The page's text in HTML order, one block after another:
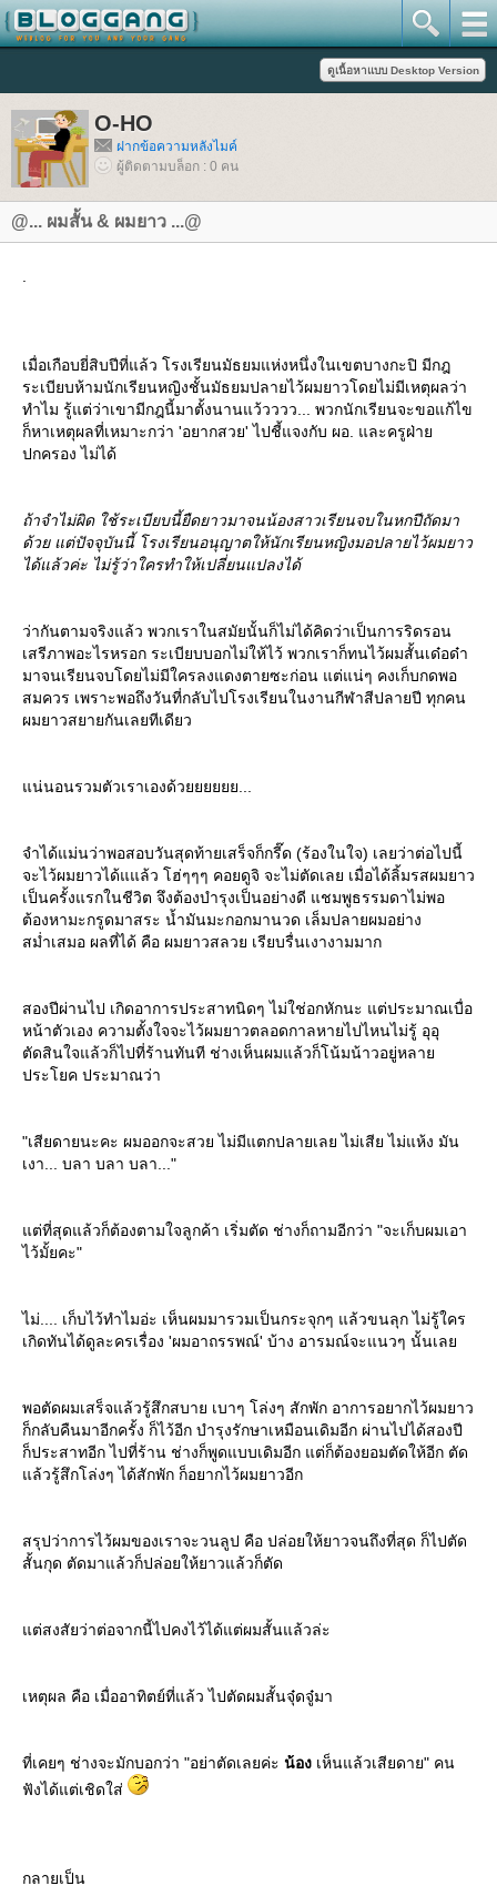
O-HO
ฝากข้อความหลังไมค์
ผู้ติดตามบล็อก : 0 คน
@... ผมสั้น & ผมยาว ...@
เมื่อเกือบยี่สิบปีที่แล้ว โรงเรียนมัธยมแห่งหนึ่งในเขตบางกะปิ มีกฎ
ระเบียบห้ามนักเรียนหญิงชั้นมัธยมปลายไว้ผมยาวโดยไม่มีเหตุผลว่า
ทำไม รู้แต่ว่าเขามีกฎนี้มาตั้งนานแว้วววว... พวกนักเรียนจะขอแก้ไข
ก็หาเหตุผลที่เหมาะกว่า 'อยากสวย' ไปชี้แจงกับ ผอ. และครูฝ่า
ปกครอง ไม่ได้
ถ้าจำไม่ผิด ใช้ระเบียบนี้ยืดยาวมาจนน้องสาวเรียนจบในหกปีถัดมา
ด้วย แต่ปัจจุบันนี้ โรงเรียนอนุญาตให้นักเรียนหญิงมอปลายไว้ผมยาว
ได้แล้วค่ะ ไม่รู้ว่าใครทำให้เปลี่ยนแปลงได้
ว่ากันตามจริงแล้ว พวกเราในสมัยนั้นก็ไม่ได้คิดว่าเป็นการริดรอน
เสรีภาพอะไรหรอก ระเบียบบอกไม่ให้ไว้ พวกเราก็ทนไว้ผมสั้นเด๋อด๋า
มาจนเรียนจบโดยไม่มีใครลงแดงตายซะก่อน แต่แน่ๆ คงเก็บกดพอ
สมควร เพราะพอถึงวันที่กลับไปโรงเรียนในงานกีฬาสีปลายปี ทุกคน
ผมยาวสยายกันเลยทีเดียว
น่นอนรวมตัวเราเองด้วยยยยยย...
จำได้แม่นว่าพอสอบวันสุดท้ายเสร็จก็กรี๊ด (ร้องในใจ) เลยว่าต่อไปนี้
จะไว้ผมยาวได้แแล้ว โฮ่ๆๆๆ คอยดูจิ จะไม่ตัดเลย เมื่อได้ลิ้มรสผมยาว
เป็นครั้งแรกในชีวิต จึงต้องบำรุงเป็นอย่างดี แชมพูธรรมดาไม่พอ
ต้องหามะกรูดมาสระ น้ำมันมะกอกมานวด เล็มปลายผมอย่าง
สม่ำเสมอ ผลที่ได้ คือ ผมยาวสลวย เรียบรื่นเงางามมาก
สองปีผ่านไป เกิดอาการประสาทนิดๆ ไม่ใช่อกหักนะ แต่ประมาณเบื่อ
หน้าตัวเอง ความตั้งใจจะไว้ผมยาวตลอดกาลหายไปไหนไม่รู้ อุอุ
ตัดสินใจแล้วก็ไปที่ร้านทันที ช่างเห็นผมแล้วก็โน้มน้าวอยู่หลา
ประโยค ประมาณว่า
"เสียดายนะคะ ผมออกจะสวย ไม่มีแตกปลายเลย ไม่เสีย ไม่แห้ง มัน
เงา... บลา บลา บลา..."
ต่ที่สุดแล้วก็ต้องตามใจลูกค้า เริ่มตัด ช่างก็ถามอีกว่า "จะเก็บผมเอา
ไว้มั้ยคะ"
ไม่.... เก็บไว้ทำไมอ่ะ เห็นผมมารวมเป็นกระจุกๆ แล้วขนลุก ไม่รู้ใคร
เกิดทันได้ดูละครเรื่อง 'ผมอาถรรพณ์' บ้าง อารมณ์จะแนวๆ นั้นเล
พอตัดผมเสร็จแล้วรู้สึกสบาย เบาๆ โล่งๆ สักพัก อาการอยากไว้ผมยาว
ก็กลับคืนมาอีกครั้ง ก็ไว้อีก บำรุงรักษาเหมือนเดิมอีก ผ่านไปได้สองปี
ก็ประสาทอีก ไปที่ร้าน ช่างก็พูดแบบเดิมอีก แต่ก็ต้องยอมตัดให้อีก ตัด
ล้วรู้สึกโล่งๆ ได้สักพัก ก็อยากไว้ผมยาวอีก
สรุปว่าการไว้ผมของเราจะวนลูป คือ ปล่อยให้ยาวจนถึงที่สุด ก็ไปตัด
สั้นกุด ตัดมาแล้วก็ปล่อยให้ยาวแล้วก็ตัด
ต่สงสัยว่าต่อจากนี้ไปคงไว้ได้แต่ผมสั้นแล้วล่ะ
เหตุผล คือ เมื่ออาทิตย์ที่แล้ว ไปตัดผมสั้นจุ๋ดจู๋มา
ที่เคยๆ ช่างจะมักบอกว่า "อย่าตัดเลยค่ะ น้อง เห็นแล้วเสียดาย" คน
ฟังได้แต่เชิดใส่
กลายเป็น